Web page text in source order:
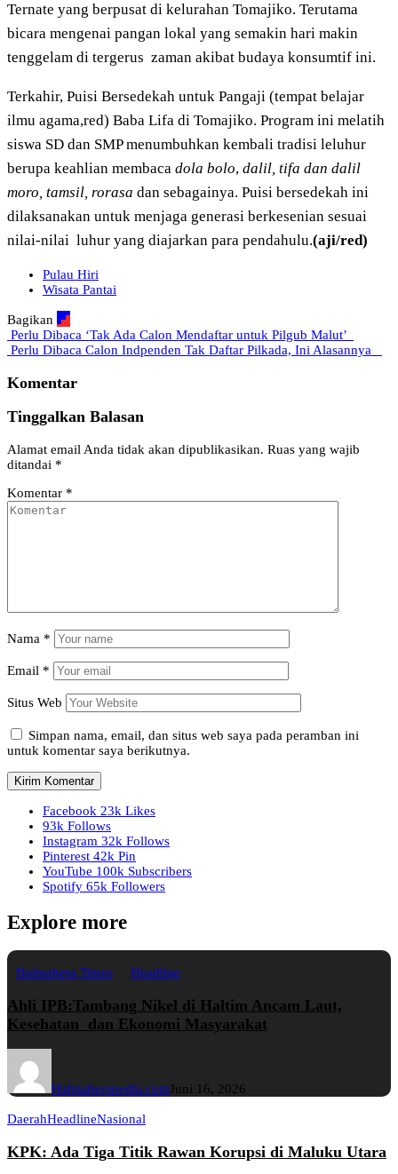
Ternate yang berpusat di kelurahan Tomajiko. Terutama
bicara mengenai pangan lokal yang semakin hari makin
tenggelam di tergerus zaman akibat budaya konsumtif ini.
Terkahir, Puisi Bersedekah untuk Pangaji (tempat belajar
ilmu agama,red) Baba Lifa di Tomajiko. Program ini melatih
siswa SD dan SMP menumbuhkan kembali tradisi leluhur
berupa keahlian membaca dola bolo, dalil, tifa dan dalil
moro, tamsil, rorasa dan sebagainya. Puisi bersedekah ini
dilaksanakan untuk menjaga generasi berkesenian sesuai
nilai-nilai luhur yang diajarkan para pendahulu.(aji/red)
Pulau Hiri
Wisata Pantai
Bagikan
Perlu Dibaca ‘Tak Ada Calon Mendaftar untuk Pilgub Malut’
Perlu Dibaca Calon Indpenden Tak Daftar Pilkada, Ini Alasannya
Komentar
Tinggalkan Balasan
Alamat email Anda tidak akan dipublikasikan. Ruas yang wajib
ditandai *
Komentar *
Nama *
Email *
Situs Web
Simpan nama, email, dan situs web saya pada peramban ini
untuk komentar saya berikutnya.
Facebook 23k Likes
93k Follows
Instagram 32k Follows
Pinterest 42k Pin
YouTube 100k Subscribers
Spotify 65k Followers
Explore more
Halmahera Timur Headline
Ahli IPB:Tambang Nikel di Haltim Ancam Laut,
Kesehatan dan Ekonomi Masyarakat
Halmaherapedia.comJuni 16, 2026
DaerahHeadlineNasional
KPK: Ada Tiga Titik Rawan Korupsi di Maluku Utara